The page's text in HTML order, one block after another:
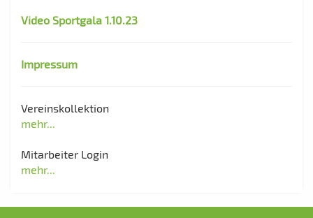
Video Sportgala 1.10.23
Impressum
Vereinskollektion
mehr...
Mitarbeiter Login
mehr...